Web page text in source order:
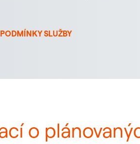
PODMÍNKY SLUŽBY
o